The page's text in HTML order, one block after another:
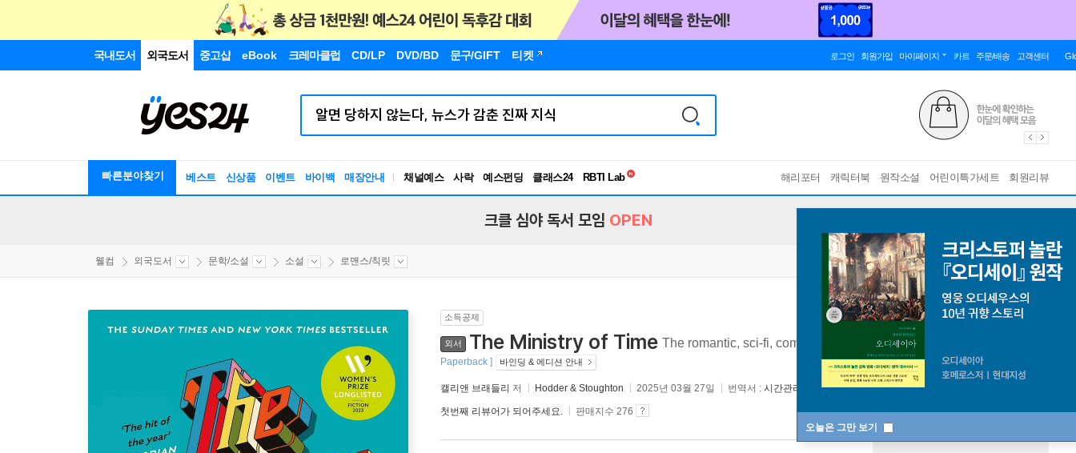
국내도서 외국도서 중고샵 eBook 크레마클럽 CD/LP DVD/BD 문구/GIFT 티켓 로그인 회원가입 마이페이지 카트 주문/배송 고객센터
빠른분야찾기 베스트 신상품 이벤트 바이백 매장안내 채널예스 사락 예스펀딩 클래스24
독서유형검사
해리포터 캐릭터북 원작소설 어린이특가세트 회원리뷰
오늘은 그만 보기
크클 심야 독서 모임 OPEN
웰컴 외국도서 문학/소설 소설 로맨스/칙릿
소득공제
외서 The Ministry of Time The romantic, sci-fi, comedic, literary, genre-defying bestseller
Paperback ]
바인딩 & 에디션 안내
캘리앤 브래들리 저 Hodder & Stoughton 2025년 03월 27일 번역서 : 시간관리국
첫번째 리뷰어가 되어주세요. 판매지수 276